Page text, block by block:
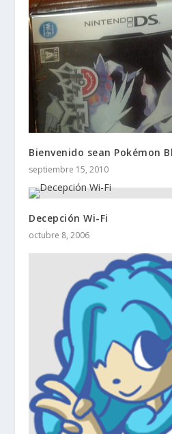
Bienvenido sean Pokémon
septiembre 15, 2010
Decepción Wi-Fi
octubre 8, 2006